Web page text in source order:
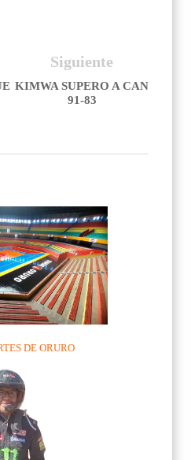
Siguiente
KIMWA SUPERO A CAN
91-83
DE ORURO